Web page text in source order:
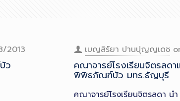
2013
ว
เบญสิร์ยา ปานปุญญเดช
คณาจารย์โรงเรียนจิตรลดา
พิพิธภัณฑ์บัว มทร.ธัญบุรี
คณาจารย์โรงเรียนจิตรลดา นำ